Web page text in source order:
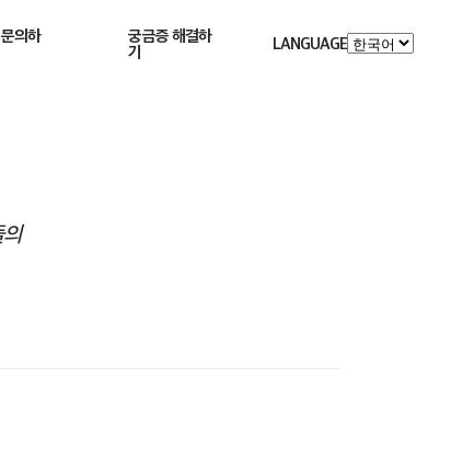
의하 궁금증 해결하
기 LANGUAGE